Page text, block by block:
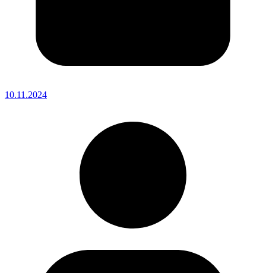
10.11.2024